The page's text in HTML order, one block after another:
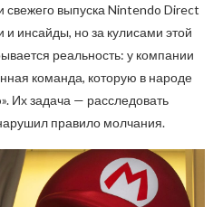
свежего выпуска Nintendo Direct
и инсайды, но за кулисами этой
реальность: у компании
команда, которую в народе
Их задача — расследовать
правило молчания.